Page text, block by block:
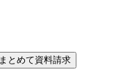
まとめて資料請求